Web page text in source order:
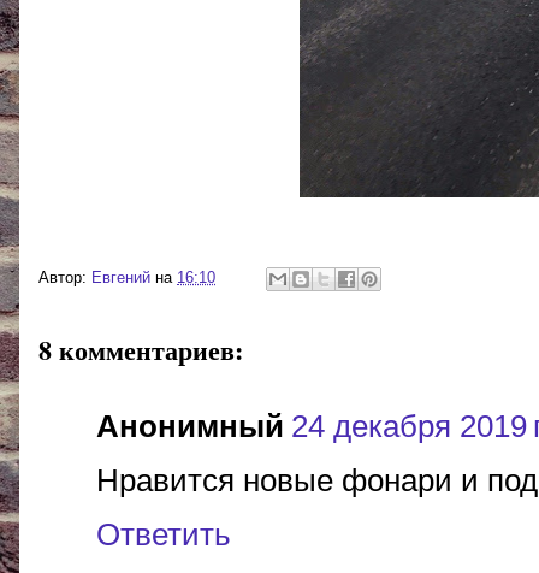
Автор: Евгений на 16:10
8 комментариев:
Анонимный 24 декабря 2019
Нравится новые фонари и
Ответить